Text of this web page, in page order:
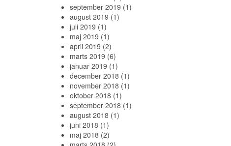
september 2019 (1)
august 2019 (1)
juli 2019 (1)
maj 2019 (1)
april 2019 (2)
marts 2019 (6)
januar 2019 (1)
december 2018 (1)
november 2018 (1)
oktober 2018 (1)
september 2018 (1)
august 2018 (1)
juni 2018 (1)
maj 2018 (2)